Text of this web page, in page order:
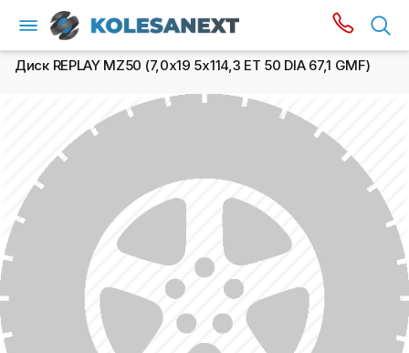
Диск REPLAY MZ50 (7,0х19 5x114,3 ET 50 DIA 67,1 GMF)